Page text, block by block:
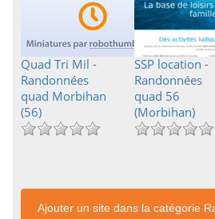
Quad Tri Mil -
Randonnées
quad Morbihan
(56)
SSP location -
Randonnées
quad 56
(Morbihan)
Ajouter un site dans la catégorie